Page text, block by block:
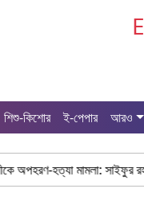
শিশু-কিশোর ই-পেপার আরও
সাইফুর রহমান গ্রেপ্তার